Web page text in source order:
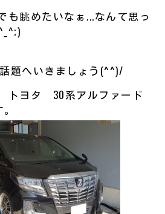
も眺めたいなぁ...なんて思っ
題へいきましょう(^^)/
トヨタ 30系アルファード